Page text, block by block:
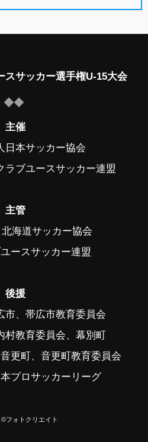
スサッカー選手権U-15大会
主催
日本サッカー協会
ラブユースサッカー連盟
主管
海道サッカー協会
ースサッカー連盟
後援
市、帯広市教育委員会
村教育委員会、幕別町
更町、音更町教育委員会
プロサッカーリーグ
フォトクリエイト